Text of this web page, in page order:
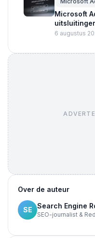
Microsoft
6 augustus
Over de auteur
SE Search Engine
SEO-journalist &